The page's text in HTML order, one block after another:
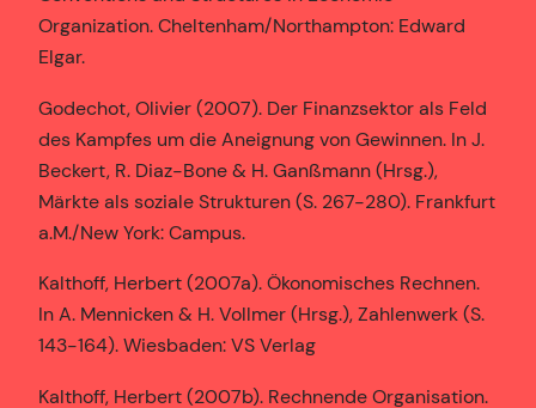
Organization. Cheltenham/Northampton: Edward
Elgar.
Godechot, Olivier (2007). Der Finanzsektor als Feld
des Kampfes um die Aneignung von Gewinnen. In J.
Beckert, R. Diaz-Bone & H. Ganßmann (Hrsg.),
Märkte als soziale Strukturen (S. 267-280). Frankfurt
a.M./New York: Campus.
Kalthoff, Herbert (2007a). Ökonomisches Rechnen.
In A. Mennicken & H. Vollmer (Hrsg.), Zahlenwerk (S.
143-164). Wiesbaden: VS Verlag
Kalthoff, Herbert (2007b). Rechnende Organisation.